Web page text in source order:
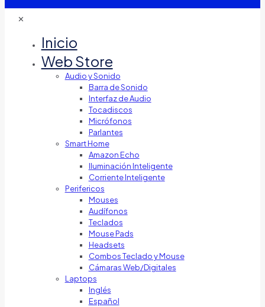
✕
Inicio
Web Store
Audio y Sonido
Barra de Sonido
Interfaz de Audio
Tocadiscos
Micrófonos
Parlantes
Smart Home
Amazon Echo
Iluminación Inteligente
Corriente Inteligente
Perifericos
Mouses
Audífonos
Teclados
Mouse Pads
Headsets
Combos Teclado y Mouse
Cámaras Web/Digitales
Laptops
Inglés
Español